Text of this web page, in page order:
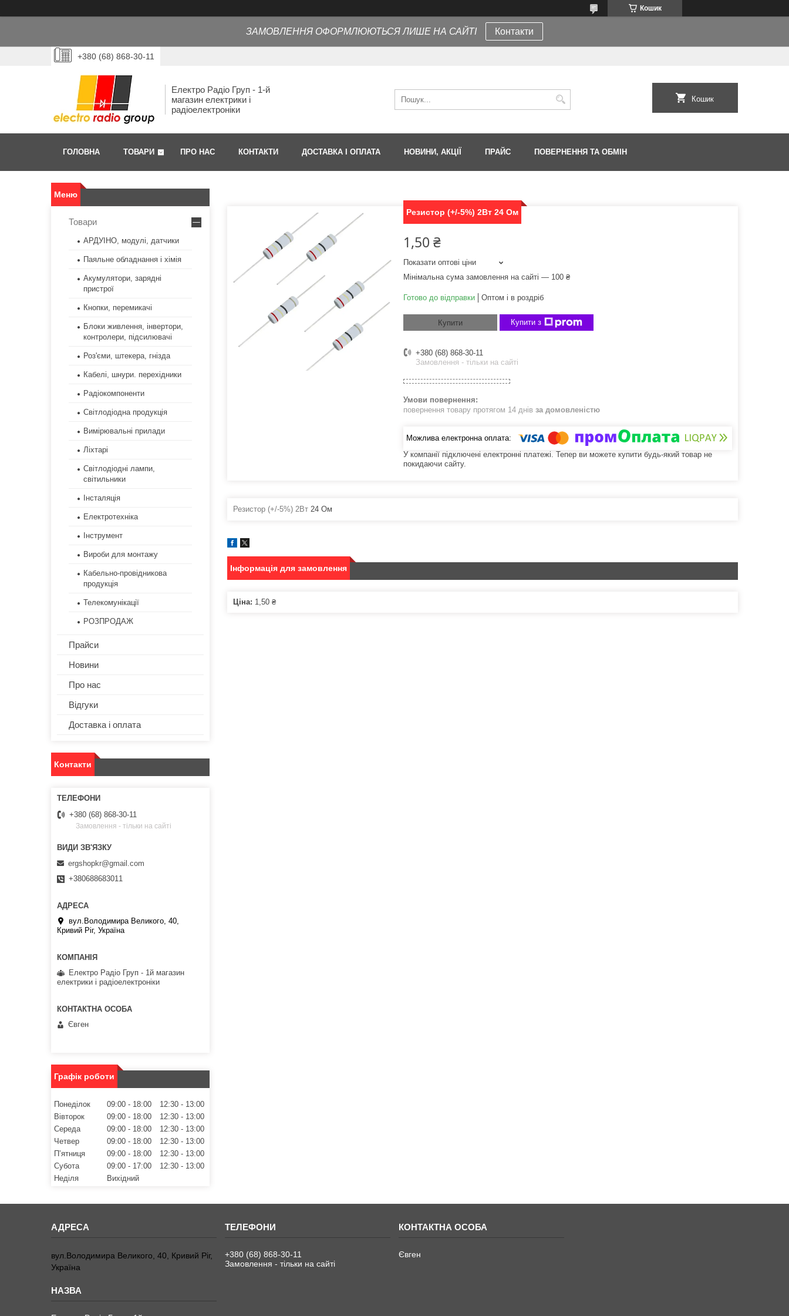
Кошик
ЗАМОВЛЕННЯ ОФОРМЛЮЮТЬСЯ ЛИШЕ НА САЙТІ Контакти
+380 (68) 868-30-11
Електро Радіо Груп - 1-й
магазин електрики і
радіоелектроніки
Кошик
ГОЛОВНА ТОВАРИ ПРО НАС КОНТАКТИ ДОСТАВКА І ОПЛАТА НОВИНИ, АКЦІЇ ПРАЙС ПОВЕРНЕННЯ ТА ОБМІН
Резистор (+/-5%) 2Вт 24 Ом
1,50 ₴
Показати оптові ціни
Мінімальна сума замовлення на сайті — 100 ₴
Готово до відправки Оптом і в роздріб
Купити Купити з
+380 (68) 868-30-11
Замовлення - тільки на сайті
повернення товару протягом 14 днів за домовленістю
У компанії підключені електронні платежі. Тепер ви можете купити будь-який товар не
покидаючи сайту.
Резистор (+/-5%) 2Вт 24 Ом
Інформація для замовлення
Ціна: 1,50 ₴
Товари
АРДУІНО, модулі, датчики
Паяльне обладнання і хімія
Акумулятори, зарядні
пристрої
Кнопки, перемикачі
Блоки живлення, інвертори,
контролери, підсилювачі
Роз'єми, штекера, гнізда
Кабелі, шнури. перехідники
Радіокомпоненти
Світлодіодна продукція
Вимірювальні прилади
Ліхтарі
Світлодіодні лампи,
світильники
Інсталяція
Електротехніка
Інструмент
Вироби для монтажу
Кабельно-провідникова
продукція
Телекомунікації
РОЗПРОДАЖ
Прайси
Новини
Про нас
Відгуки
Доставка і оплата
Контакти
+380 (68) 868-30-11
Замовлення - тільки на сайті
ergshopkr@gmail.com
+380688683011
вул.Володимира Великого, 40,
Кривий Ріг, Україна
Електро Радіо Груп - 1й магазин
електрики і радіоелектроніки
Євген
Графік роботи
Понеділок 09:00 18:00 12:30
13:00
Вівторок
09:00 18:00 12:30
13:00
Середа
09:00 18:00 12:30
13:00
Четвер
09:00 18:00 12:30
13:00
Пʼятниця
09:00 18:00 12:30
13:00
Субота
09:00 17:00 12:30
13:00
Неділя
Вихідний
вул.Володимира Великого, 40, Кривий Ріг,
Україна
+380 (68) 868-30-11
Замовлення - тільки на сайті
Євген